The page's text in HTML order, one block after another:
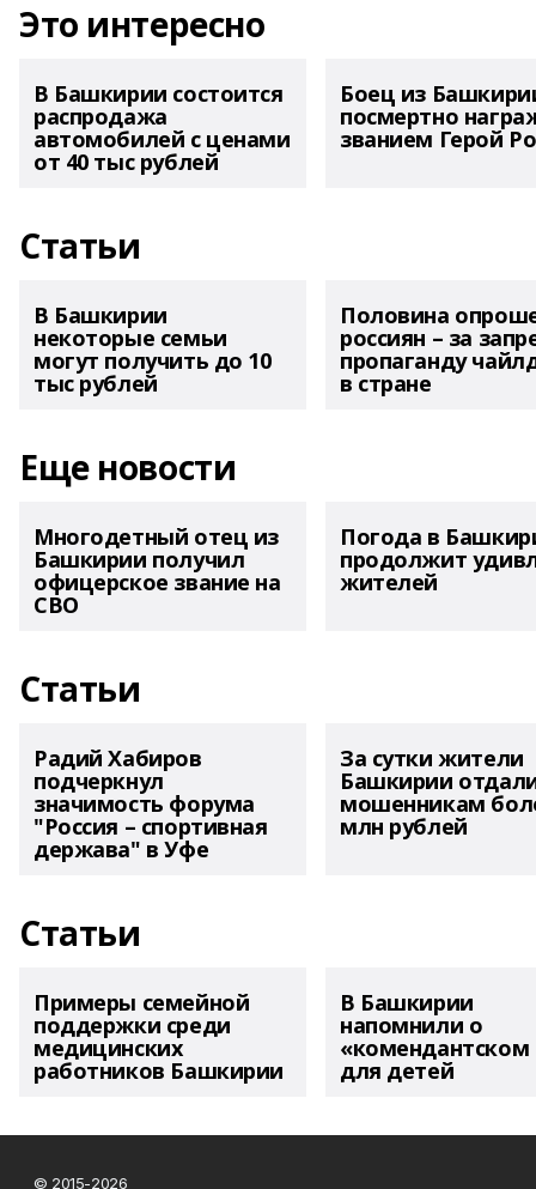
Это интересно
В Башкирии состоится
распродажа
автомобилей с ценами
от 40 тыс рублей
Боец из
посмертно
званием Герой
Статьи
В Башкирии
некоторые семьи
могут получить до 10
тыс рублей
Половина
россиян – за
пропаганду
в стране
Еще новости
Многодетный отец из
Башкирии получил
офицерское звание на
СВО
Погода в
продолжит
жителей
Статьи
Радий Хабиров
подчеркнул
значимость форума
"Россия – спортивная
держава" в Уфе
За сутки жители
Башкирии
мошенникам
млн рублей
Статьи
Примеры семейной
поддержки среди
медицинских
работников Башкирии
В Башкирии
напомнили о
«комендантском
для детей
© 2015-2026